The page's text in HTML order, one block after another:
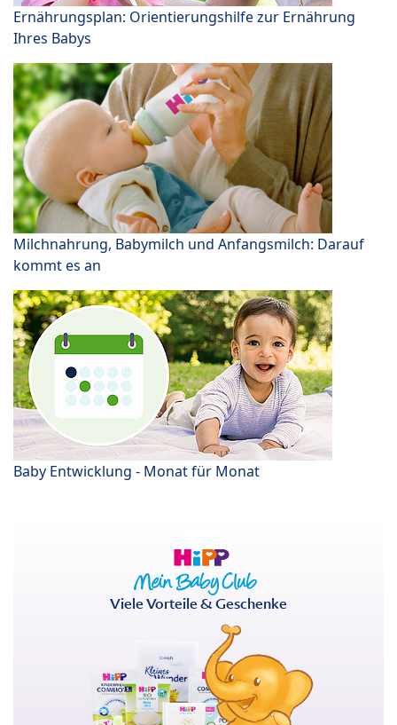
Ernährungsplan: Orientierungshilfe zur Ernährung
Ihres Babys
Milchnahrung, Babymilch und Anfangsmilch: Darauf
kommt es an
Baby Entwicklung - Monat für Monat
Viele Vorteile & Geschenke